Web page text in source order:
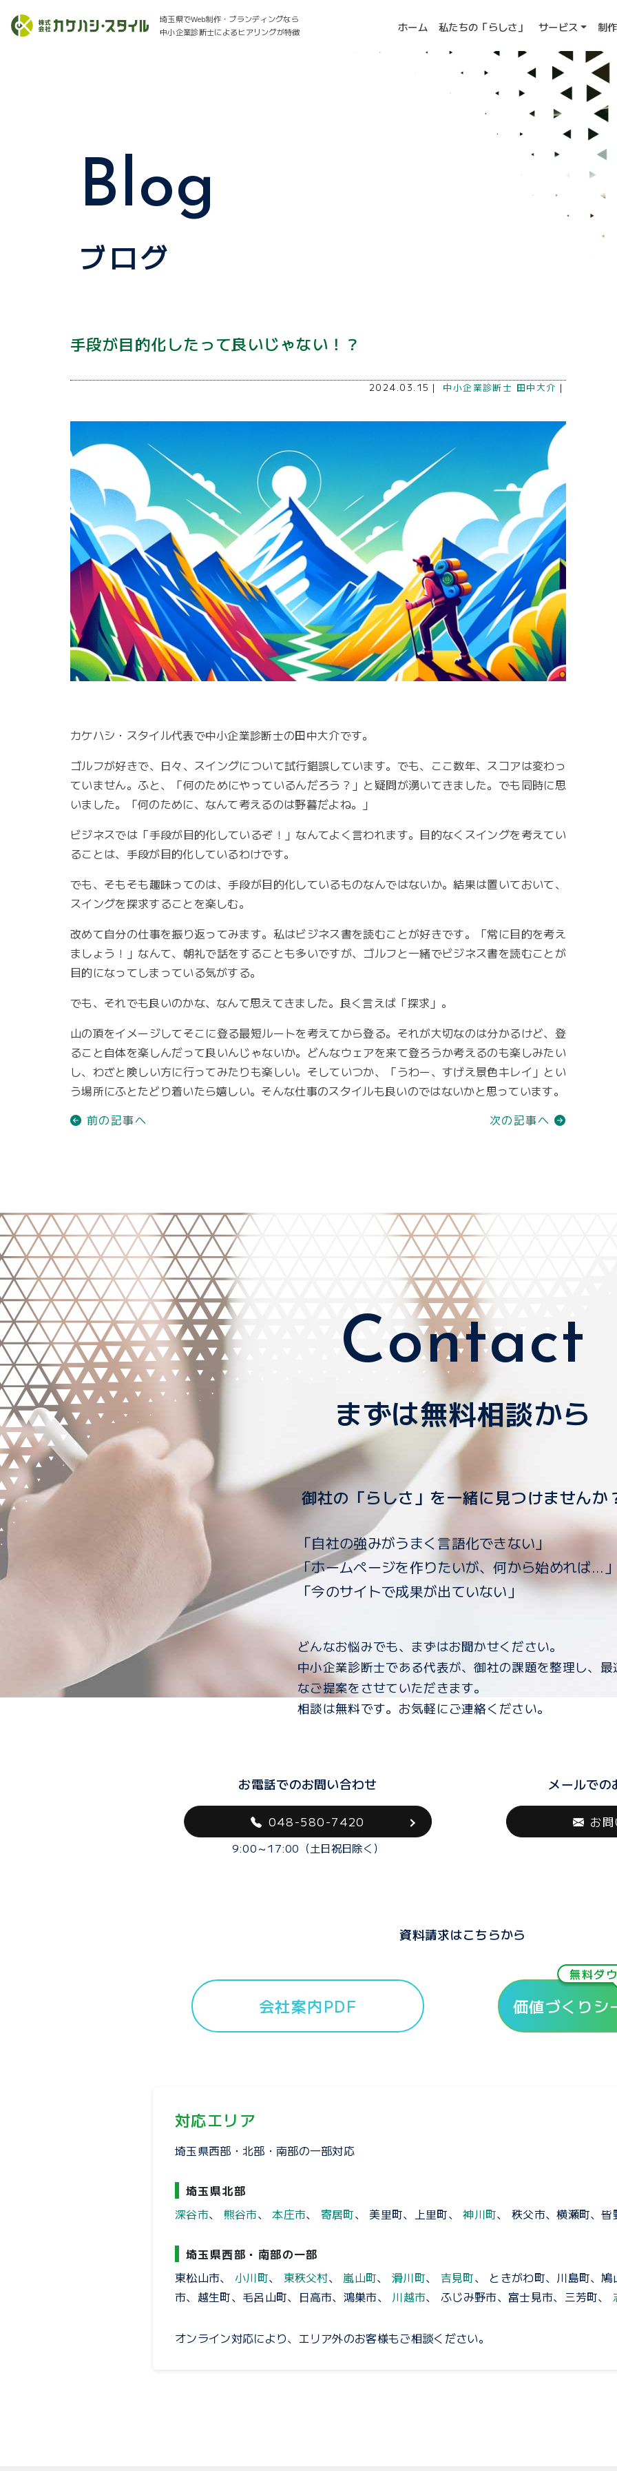
埼玉県でWeb制作・ブランディングなら
中小企業診断士によるヒアリングが特徴
ホーム 私たちの「らしさ」 サービス 制
Blog
ブログ
手段が目的化したって良いじゃない！？
2024.03.15｜ 中小企業診断士 田中大介 ｜
カケハシ・スタイル代表で中小企業診断士の田中大介です。
ゴルフが好きで、日々、スイングについて試行錯誤しています。でも、ここ数年、スコアは変わっ
ていません。ふと、「何のためにやっているんだろう？」と疑問が湧いてきました。でも同時に思
いました。「何のために、なんて考えるのは野暮だよね。」
ビジネスでは「手段が目的化しているぞ！」なんてよく言われます。目的なくスイングを考えてい
ることは、手段が目的化しているわけです。
でも、そもそも趣味ってのは、手段が目的化しているものなんではないか。結果は置いておいて、
スイングを探求することを楽しむ。
改めて自分の仕事を振り返ってみます。私はビジネス書を読むことが好きです。「常に目的を考え
ましょう！」なんて、朝礼で話をすることも多いですが、ゴルフと一緒でビジネス書を読むことが
目的になってしまっている気がする。
でも、それでも良いのかな、なんて思えてきました。良く言えば「探求」。
山の頂をイメージしてそこに登る最短ルートを考えてから登る。それが大切なのは分かるけど、登
ること自体を楽しんだって良いんじゃないか。どんなウェアを来て登ろうか考えるのも楽しみたい
し、わざと険しい方に行ってみたりも楽しい。そしていつか、「うわー、すげえ景色キレイ」とい
う場所にふとたどり着いたら嬉しい。そんな仕事のスタイルも良いのではないかと思っています。
前の記事へ
次の記事へ
Contact
まずは無料相談から
御社の「らしさ」を一緒に見つけませんか
「自社の強みがうまく言語化できない」
「ホームページを作りたいが、何から始めれば...
「今のサイトで成果が出ていない」
どんなお悩みでも、まずはお聞かせください。
中小企業診断士である代表が、御社の課題を整理し、最
なご提案をさせていただきます。
相談は無料です。お気軽にご連絡ください。
お電話でのお問い合わせ
048-580-7420
9:00～17:00（土日祝日除く）
メールでの
お
資料請求はこちらから
会社案内PDF
無料ダ
価値づくりシ
対応エリア
埼玉県西部・北部・南部の一部対応
埼玉県北部
深谷市、 熊谷市、本庄市、 寄居町、 美里町、上里町、神川町、 秩父市、横瀬町、
埼玉県西部・南部の一部
東松山市、 小川町、 東秩父村、 嵐山町、滑川町、 吉見町、 ときがわ町、川島町、
市、越生町、毛呂山町、日高市、鴻巣市、 川越市、 ふじみ野市、富士見市、三芳町、
オンライン対応により、エリア外のお客様もご相談ください。